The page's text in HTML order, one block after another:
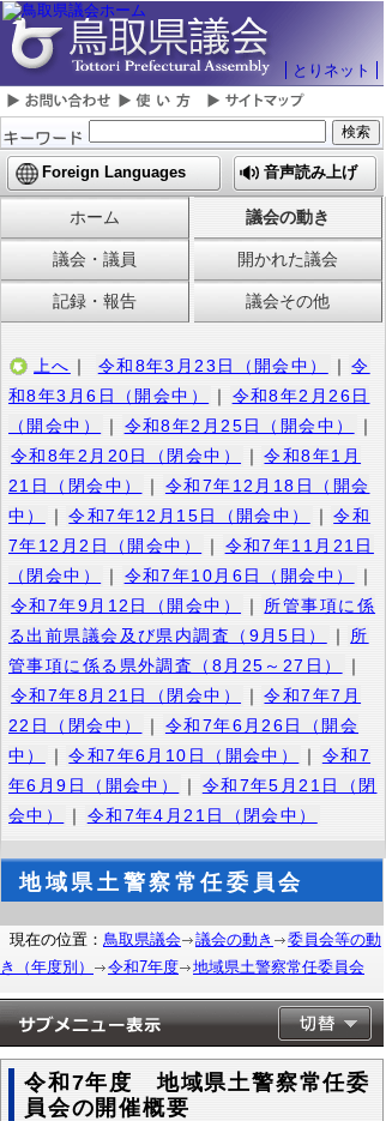
とりネット
Foreign Languages 音声読み上げ
ホーム 議会の動き
議会・議員 開かれた議会
記録・報告 議会その他
上へ ｜ 令和8年3月23日（開会中） ｜ 令
和8年3月6日（開会中）
｜
令和8年2月26日
（開会中）
｜ 令和8年2月25日（開会中）
｜
令和8年2月20日（閉会中）
｜ 令和8年1月
21日（閉会中）
｜
令和7年12月18日（開会
中）
｜ 令和7年12月15日（開会中） ｜ 令和
7年12月2日（開会中）
｜
令和7年11月21日
（閉会中）
｜ 令和7年10月6日（開会中）
｜
令和7年9月12日（開会中）
｜
所管事項に係
る出前県議会及び県内調査（9月5日）
｜
所
管事項に係る県外調査（8月25～27日）
｜
令和7年8月21日（閉会中）
｜ 令和7年7月
22日（閉会中）
｜
令和7年6月26日（開会
中）
｜ 令和7年6月10日（開会中） ｜
令和7
年6月9日（開会中）
｜
令和7年5月21日（閉
会中）
｜ 令和7年4月21日（閉会中）
地域県土警察常任委員会
現在の位置： 鳥取県議会 議会の動き
委員会等の動
き（年度別）
令和7年度 地域県土警察常任委員会
令和7年度 地域県土警察常任委
員会の開催概要